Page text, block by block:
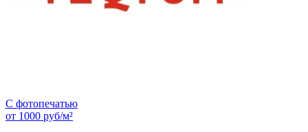
С фотопечатью
от 1000 руб/м²